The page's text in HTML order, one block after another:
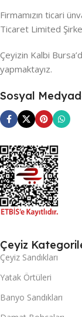
Firmamızın ticari
Ticaret Limited
Çeyizin Kalbi
yapmaktayız.
Sosyal
Çeyiz
Çeyiz Sandıkları
Yatak Örtüleri
Banyo Sandıkları